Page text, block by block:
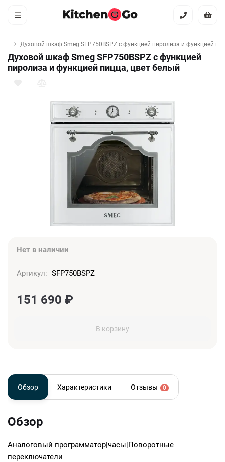
Духовой шкаф Smeg SFP750BSPZ с функцией пиролиза и функцией
Духовой шкаф Smeg SFP750BSPZ с функцией
пиролиза и функцией пицца, цвет белый
Нет в наличии
Артикул: SFP750BSPZ
151 690 ₽
В корзину
Обзор Характеристики Отзывы 0
Обзор
Аналоговый программатор|часы|Поворотные
переключатели